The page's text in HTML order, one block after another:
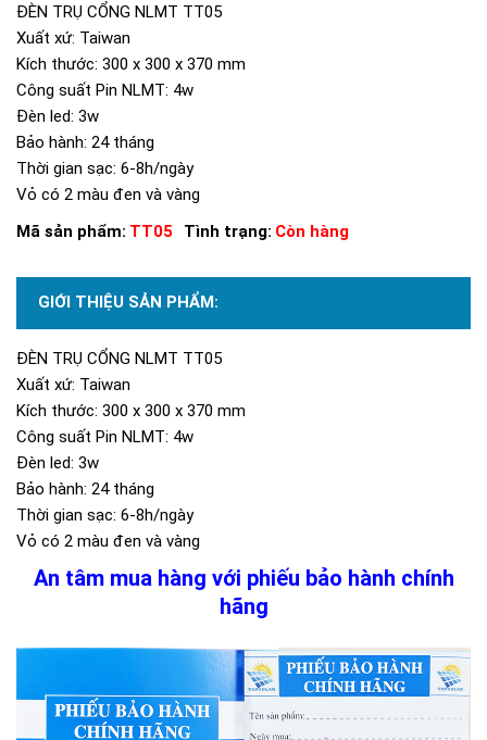
ĐÈN TRỤ CỔNG NLMT TT05
Xuất xứ: Taiwan
Kích thước: 300 x 300 x 370 mm
Công suất Pin NLMT: 4w
Đèn led: 3w
Bảo hành: 24 tháng
Thời gian sạc: 6-8h/ngày
Vỏ có 2 màu đen và vàng
Mã sản phẩm: TT05 Tình trạng: Còn hàng
GIỚI THIỆU SẢN PHẨM:
ĐÈN TRỤ CỔNG NLMT TT05
Xuất xứ: Taiwan
Kích thước: 300 x 300 x 370 mm
Công suất Pin NLMT: 4w
Đèn led: 3w
Bảo hành: 24 tháng
Thời gian sạc: 6-8h/ngày
Vỏ có 2 màu đen và vàng
An tâm mua hàng với phiếu bảo hành chính
hãng